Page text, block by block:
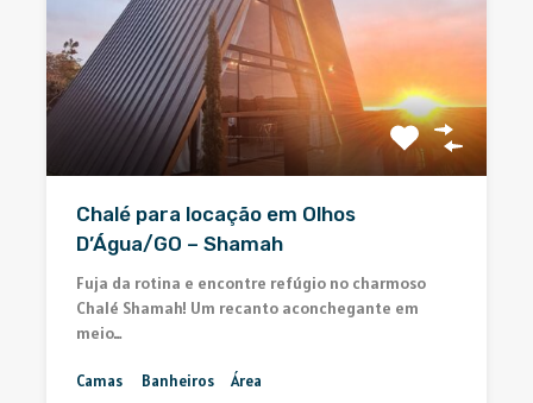
Chalé para locação em Olhos
D’Água/GO – Shamah
Fuja da rotina e encontre refúgio no charmoso
Chalé Shamah! Um recanto aconchegante em
meio…
Camas
Banheiros
Área